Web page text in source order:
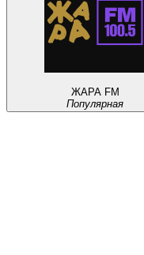
ЖАРА FM
Популярная